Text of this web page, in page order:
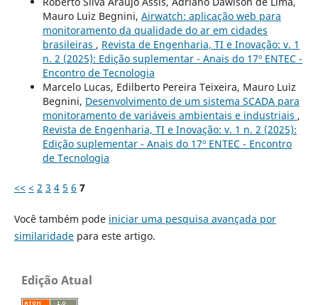
Mauro Luiz Begnini, Airwatch: aplicação web para
monitoramento da qualidade do ar em cidades
brasileiras , Revista de Engenharia, TI e Inovação: v. 1
n. 2 (2025): Edição suplementar - Anais do 17º ENTEC -
Encontro de Tecnologia
Marcelo Lucas, Edilberto Pereira Teixeira, Mauro Luiz
Begnini, Desenvolvimento de um sistema SCADA para
monitoramento de variáveis ambientais e industriais ,
Revista de Engenharia, TI e Inovação: v. 1 n. 2 (2025):
Edição suplementar - Anais do 17º ENTEC - Encontro
de Tecnologia
<< < 2 3 4 5 6 7
Você também pode iniciar uma pesquisa avançada por
similaridadepara este artigo.
Edição Atual